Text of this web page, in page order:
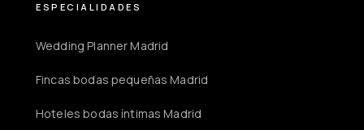
ESPECIALIDADES
Wedding Planner Madrid
Fincas bodas pequeñas Madrid
Hoteles bodas íntimas Madrid